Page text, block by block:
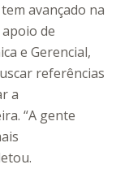
avançado na
de
e Gerencial,
referências
a
“A gente